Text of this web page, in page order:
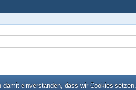
einverstanden, dass wir Cookies setzen.